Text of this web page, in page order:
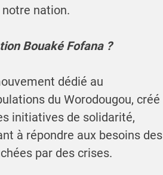
nation.
Bouaké Fofana ?
dédié au
du Worodougou, créé
initiatives de solidarité,
à répondre aux besoins des
par des crises.